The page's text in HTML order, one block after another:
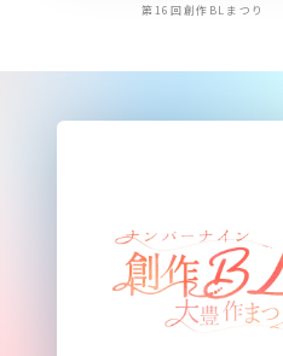
第16回創作BLまつり